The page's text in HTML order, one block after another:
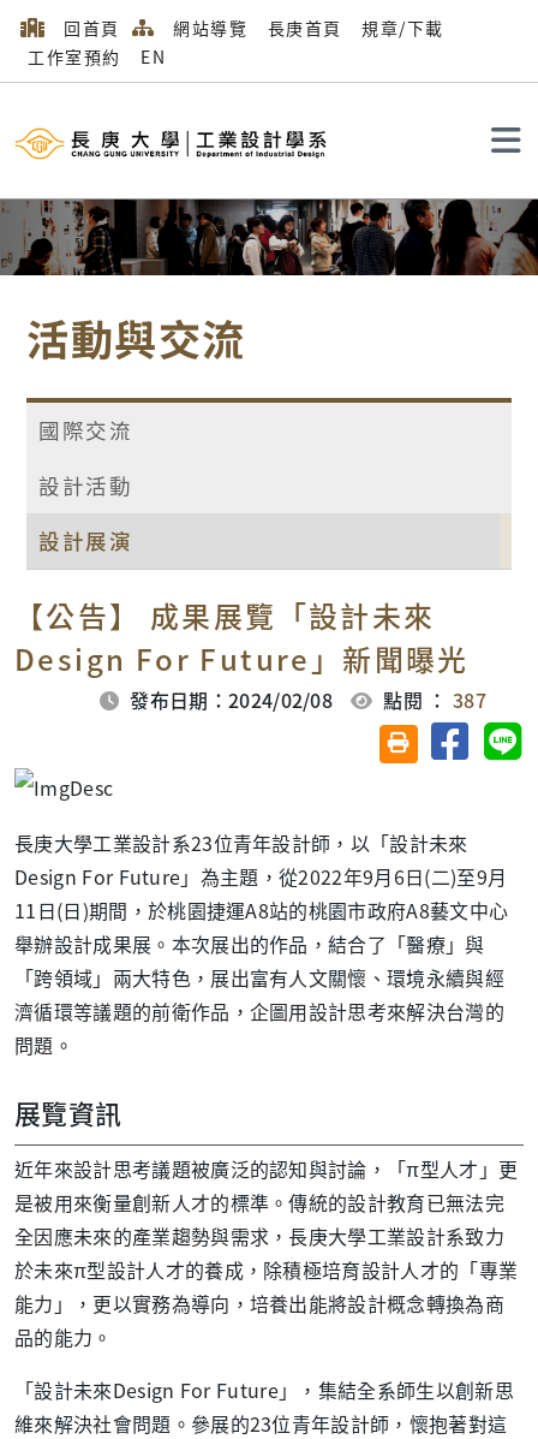
回首頁 網站導覽 長庚首頁
規章/下載
工作室預約
EN
活動與交流
國際交流
設計活動
設計展演
【公告】 成果展覽「設計未來
Design For Future」新聞曝光
發布日期：2024/02/08 點閱 ：387
友善列印(另開視
分享至
長庚大學工業設計系23位青年設計師，以「設計未來
Design For Future」為主題，從2022年9月6日(二)至9月
11日(日)期間，於桃園捷運A8站的桃園市政府A8藝文中心
舉辦設計成果展。本次展出的作品，結合了「醫療」與
「跨領域」兩大特色，展出富有人文關懷、環境永續與經
濟循環等議題的前衛作品，企圖用設計思考來解決台灣的
問題。
展覽資訊
近年來設計思考議題被廣泛的認知與討論，「π型人才」更
是被用來衡量創新人才的標準。傳統的設計教育已無法完
全因應未來的產業趨勢與需求，長庚大學工業設計系致力
於未來π型設計人才的養成，除積極培育設計人才的「專業
能力」，更以實務為導向，培養出能將設計概念轉換為商
品的能力。
「設計未來Design For Future」，集結全系師生以創新思
維來解決社會問題。參展的23位青年設計師，懷抱著對這